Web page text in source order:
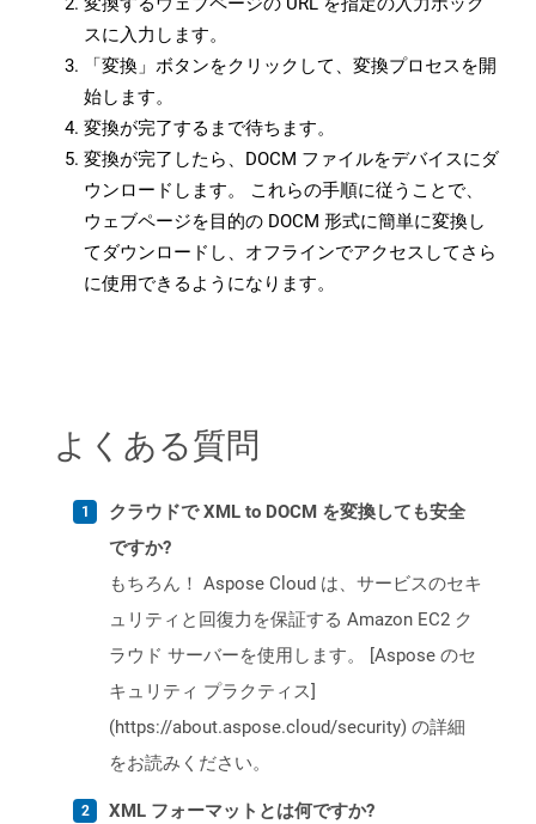
スに入力します。
「変換」ボタンをクリックして、変換プロセスを開
始します。
変換が完了するまで待ちます。
変換が完了したら、DOCM ファイルをデバイスにダ
ウンロードします。 これらの手順に従うことで、
ウェブページを目的の DOCM 形式に簡単に変換し
てダウンロードし、オフラインでアクセスしてさら
に使用できるようになります。
よくある質問
クラウドで XML to DOCM を変換しても安全
ですか?
もちろん！ Aspose Cloud は、サービスのセキ
ュリティと回復力を保証する Amazon EC2 ク
ラウド サーバーを使用します。 [Aspose のセ
キュリティ プラクティス]
(https://about.aspose.cloud/security) の詳細
をお読みください。
XML フォーマットとは何ですか?